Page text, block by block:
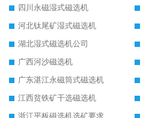
四川永磁湿式磁选机
河北钛尾矿湿式磁选机
湖北湿式磁选机公司
广西河沙磁选机
广东湛江永磁筒式磁选机
江西贫铁矿干选磁选机
浙江平板磁选机选矿要求